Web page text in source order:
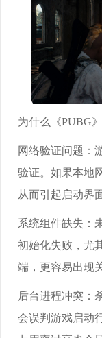
为什么《PUBG
网络验证问题：
验证。如果本地
从而引起启动界
系统组件缺失：
初始化失败，尤
端，更容易出现
后台进程冲突：
会误判游戏启动